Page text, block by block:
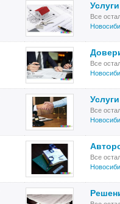
Все
Все
Все
Все